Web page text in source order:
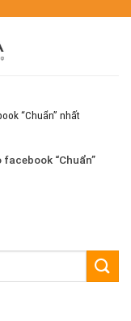
“Chuẩn” nhất
“Chuẩn”